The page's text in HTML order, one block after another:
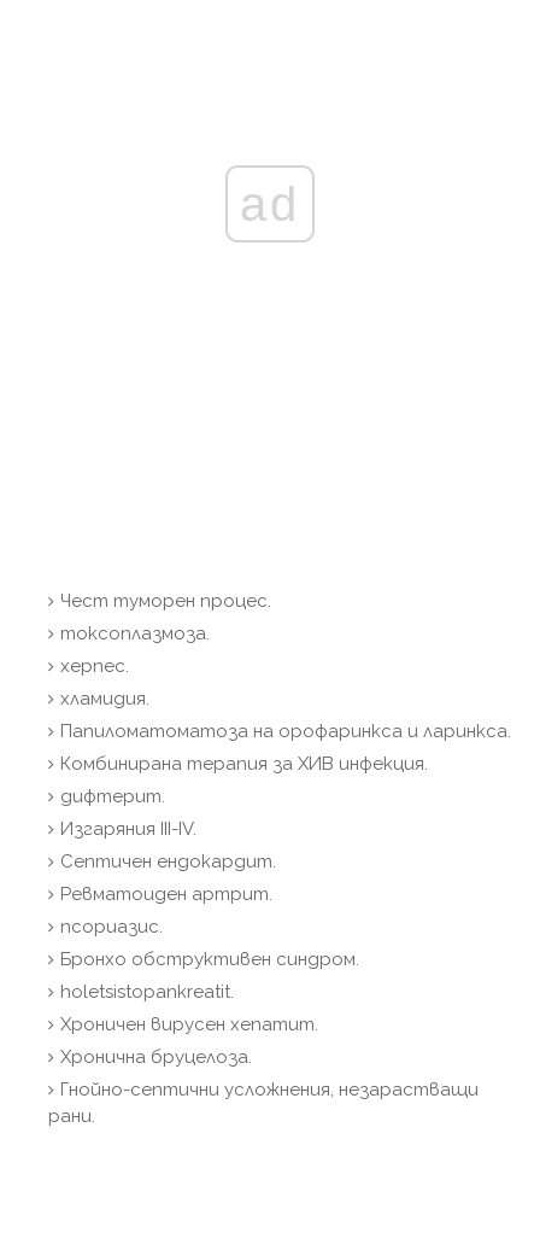
ad
Чест туморен процес.
токсоплазмоза.
херпес.
хламидия.
Папиломатоматоза на орофаринкса и ларинкса.
Комбинирана терапия за ХИВ инфекция.
дифтерит.
Изгаряния III-IV.
Септичен ендокардит.
Ревматоиден артрит.
псориазис.
Бронхо обструктивен синдром.
holetsistopankreatit.
Хроничен вирусен хепатит.
Хронична бруцелоза.
Гнойно-септични усложнения, незарастващи
рани.